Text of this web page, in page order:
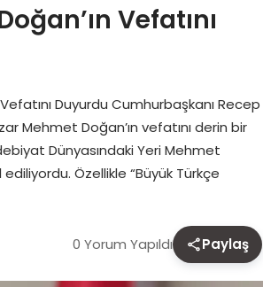
Vefatını
Duyurdu Cumhurbaşkanı Recep
Mehmet Doğan’ın vefatını derin bir
Dünyasındaki Yeri Mehmet
Özellikle “Büyük Türkçe
0 Yorum Yapıldı Paylaş